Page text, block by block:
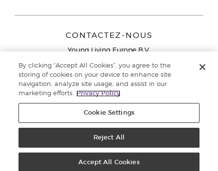
CONTACTEZ-NOUS
Young Living Europe B.V.
9727 AJ Groningen
Service réservé aux Partenaires de la marque
791
Politique de confidentialité
By clicking “Accept All Cookies”, you agree to the
storing of cookies on your device to enhance site
navigation, analyze site usage, and assist in our
marketing efforts.
Privacy Policy
Cookie Settings
Reject All
Accept All Cookies